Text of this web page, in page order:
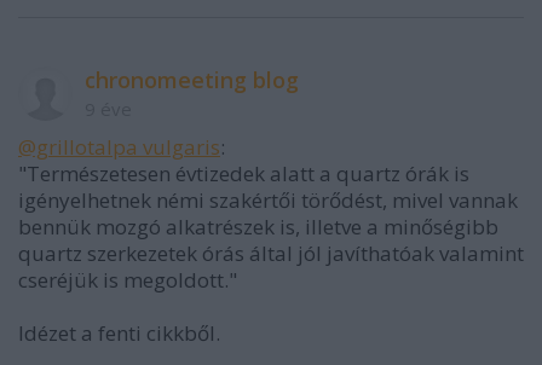
chronomeeting blog
@grillotalpa vulgaris:
"Természetesen évtizedek alatt a quartz órák is
igényelhetnek némi szakértői törődést, mivel vannak
bennük mozgó alkatrészek is, illetve a minőségibb
quartz szerkezetek órás által jól javíthatóak valamint
cseréjük is megoldott."
Idézet a fenti cikkből.